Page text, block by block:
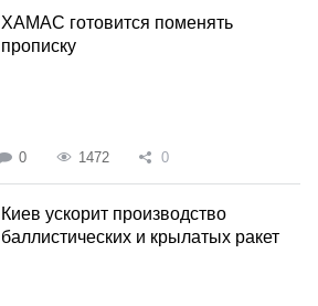
ХАМАС готовится поменять
прописку
0 1472 0
Киев ускорит производство
баллистических и крылатых ракет